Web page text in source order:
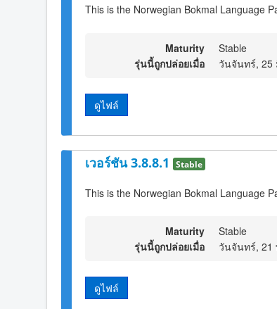
This is the Norwegian Bokmal Language
Maturity
Stable
รุ่นนี้ถูกปล่อยเมื่อ
วันจันทร์, 25
ดูไฟล์
เวอร์ชัน 3.8.8.1 Stable
This is the Norwegian Bokmal Language
Maturity
Stable
รุ่นนี้ถูกปล่อยเมื่อ
วันจันทร์, 21
ดูไฟล์